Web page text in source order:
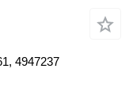
4947237